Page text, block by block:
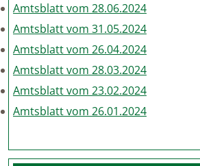
Amtsblatt vom 28.06.2024
Amtsblatt vom 31.05.2024
Amtsblatt vom 26.04.2024
Amtsblatt vom 28.03.2024
Amtsblatt vom 23.02.2024
Amtsblatt vom 26.01.2024